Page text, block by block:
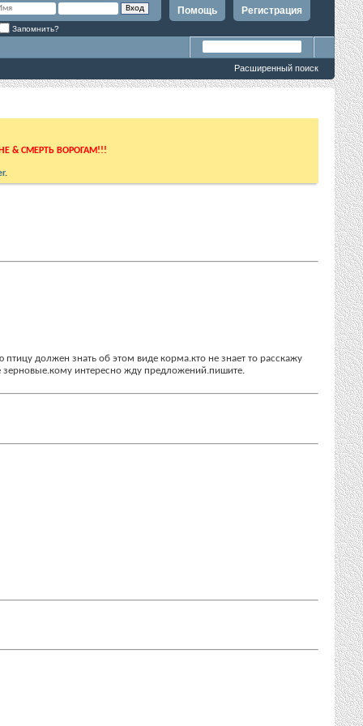
Регистрация
Помощь
Запомнить?
Расширенный поиск
& СМЕРТЬ ВОРОГАМ!!!
.
должен знать об этом виде корма.кто не знает то расскажу
зерновые.кому интересно жду предложений.пишите.